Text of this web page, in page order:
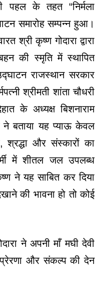
पहल के तहत “निर्मला
समारोह सम्पन्न हुआ।
श्री कृष्ण गोदारा द्वारा
की स्मृति में स्थापित
राजस्थान सरकार
श्रीमती शांता चौधरी
के अध्यक्ष बिशनाराम
ने बताया यह प्याऊ केवल
और संस्कारों का
में शीतल जल उपलब्ध
ने यह साबित कर दिया
की भावना हो तो कोई
ने अपनी माँ मघी देवी
और संकल्प की देन